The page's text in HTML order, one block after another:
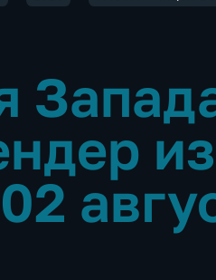
из